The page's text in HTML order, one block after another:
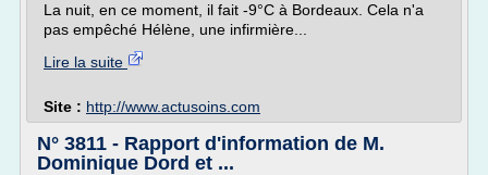
La nuit, en ce moment, il fait -9°C à Bordeaux. Cela n'a
pas empêché Hélène, une infirmière...
Lire la suite
Site : http://www.actusoins.com
N° 3811 - Rapport d'information de M.
Dominique Dord et ...